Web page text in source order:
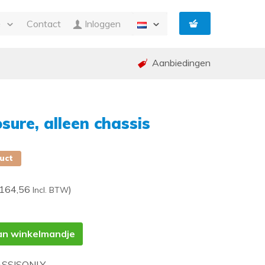
en garantie (RMA)
Contact Inloggen
Aanbiedingen
alleen chassis
Incl. BTW)
winkelmandje